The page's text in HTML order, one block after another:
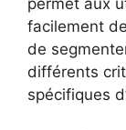
permet aux
facilement
de
différents
spécifiques